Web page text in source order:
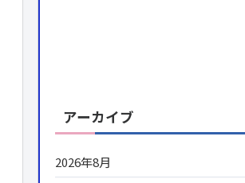
アーカイブ
2026年8月